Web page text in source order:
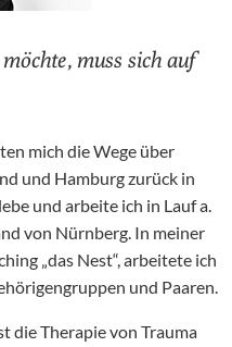
muss sich auf
mich die Wege über
und Hamburg zurück in
und arbeite ich in Lauf a.
von Nürnberg. In meiner
„das Nest“, arbeitete ich
und Paaren.
die Therapie von Trauma